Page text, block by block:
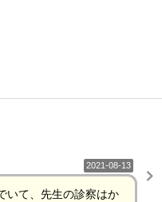
2021-08-13
いて、先生の診察はか